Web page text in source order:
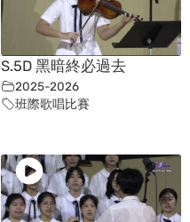
S.5D 黑暗終必過去
2025-2026
班際歌唱比賽